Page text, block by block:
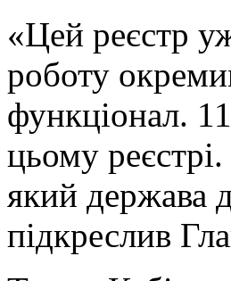
«Цей реєстр
роботу
функціонал.
цьому
який держава
підкреслив